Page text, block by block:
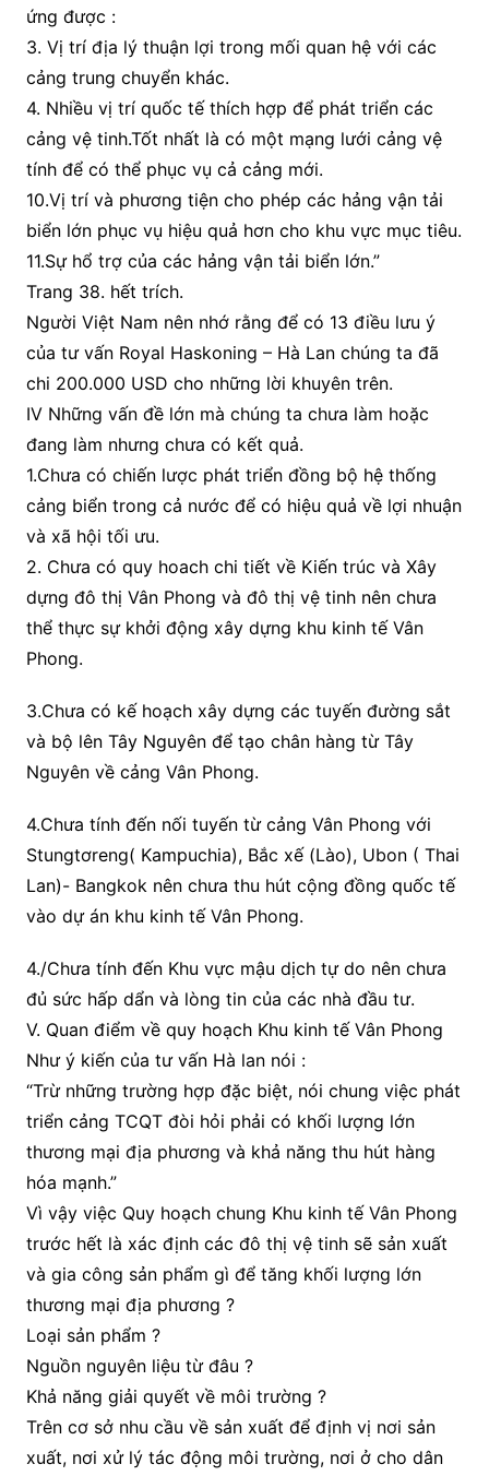
ứng được :
3. Vị trí địa lý thuận lợi trong mối quan hệ với các
cảng trung chuyển khác.
4. Nhiều vị trí quốc tế thích hợp để phát triển các
cảng vệ tinh.Tốt nhất là có một mạng lưới cảng vệ
tính để có thể phục vụ cả cảng mới.
10.Vị trí và phương tiện cho phép các hảng vận tải
biển lớn phục vụ hiệu quả hơn cho khu vực mục tiêu.
11.Sự hổ trợ của các hảng vận tải biển lớn.”
Trang 38. hết trích.
Người Việt Nam nên nhớ rằng để có 13 điều lưu ý
của tư vấn Royal Haskoning – Hà Lan chúng ta đã
chi 200.000 USD cho những lời khuyên trên.
IV Những vấn đề lớn mà chúng ta chưa làm hoặc
đang làm nhưng chưa có kết quả.
1.Chưa có chiến lược phát triển đồng bộ hệ thống
cảng biển trong cả nước để có hiệu quả về lợi nhuận
và xã hội tối ưu.
2. Chưa có quy hoach chi tiết về Kiến trúc và Xây
dựng đô thị Vân Phong và đô thị vệ tinh nên chưa
thể thực sự khởi động xây dựng khu kinh tế Vân
Phong.
3.Chưa có kế hoạch xây dựng các tuyến đường sắt
và bộ lên Tây Nguyên để tạo chân hàng từ Tây
Nguyên về cảng Vân Phong.
4.Chưa tính đến nối tuyến từ cảng Vân Phong với
Stungtơreng( Kampuchia), Bắc xế (Lào), Ubon ( Thai
Lan)- Bangkok nên chưa thu hút cộng đồng quốc tế
vào dự án khu kinh tế Vân Phong.
4./Chưa tính đến Khu vực mậu dịch tự do nên chưa
đủ sức hấp dẩn và lòng tin của các nhà đầu tư.
V. Quan điểm về quy hoạch Khu kinh tế Vân Phong
Như ý kiến của tư vấn Hà lan nói :
“Trừ những trường hợp đặc biệt, nói chung việc phát
triển cảng TCQT đòi hỏi phải có khối lượng lớn
thương mại địa phương và khả năng thu hút hàng
hóa mạnh.”
Vì vậy việc Quy hoạch chung Khu kinh tế Vân Phong
trước hết là xác định các đô thị vệ tinh sẽ sản xuất
và gia công sản phẩm gì để tăng khối lượng lớn
thương mại địa phương ?
Loại sản phẩm ?
Nguồn nguyên liệu từ đâu ?
Khả năng giải quyết về môi trường ?
Trên cơ sở nhu cầu về sản xuất để định vị nơi sản
xuất, nơi xử lý tác động môi trường, nơi ở cho dân